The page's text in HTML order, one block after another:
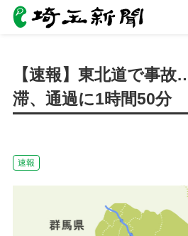
【速報】東北道で事
滞、通過に1時間50分
速報